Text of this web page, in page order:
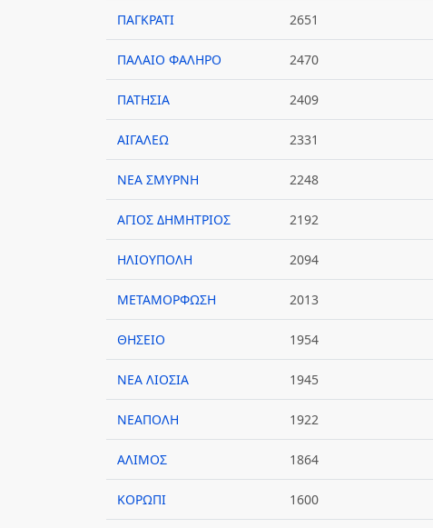
ΠΑΓΚΡΑΤΙ 2651
ΠΑΛΑΙΟ ΦΑΛΗΡΟ 2470
ΠΑΤΗΣΙΑ 2409
ΑΙΓΑΛΕΩ 2331
ΝΕΑ ΣΜΥΡΝΗ 2248
ΑΓΙΟΣ ΔΗΜΗΤΡΙΟΣ 2192
ΗΛΙΟΥΠΟΛΗ 2094
ΜΕΤΑΜΟΡΦΩΣΗ 2013
ΘΗΣΕΙΟ 1954
ΝΕΑ ΛΙΟΣΙΑ 1945
ΝΕΑΠΟΛΗ 1922
ΑΛΙΜΟΣ 1864
ΚΟΡΩΠΙ 1600